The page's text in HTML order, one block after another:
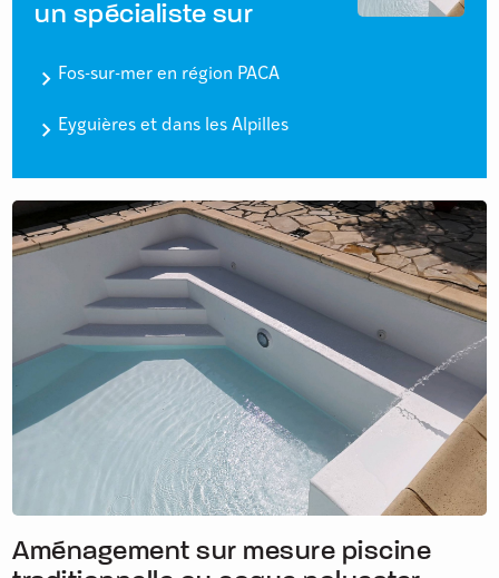
un spécialiste sur
Fos-sur-mer en région PACA
Eyguières et dans les Alpilles
Aménagement sur mesure piscine